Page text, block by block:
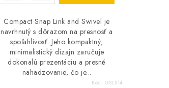
Compact Snap Link and Swivel je
navrhnutý s dôrazom na presnosť a
spoľahlivosť. Jeho kompaktný,
minimalistický dizajn zaručuje
dokonalú prezentáciu a presné
nahadzovanie, čo je...
Kód: GSLS14